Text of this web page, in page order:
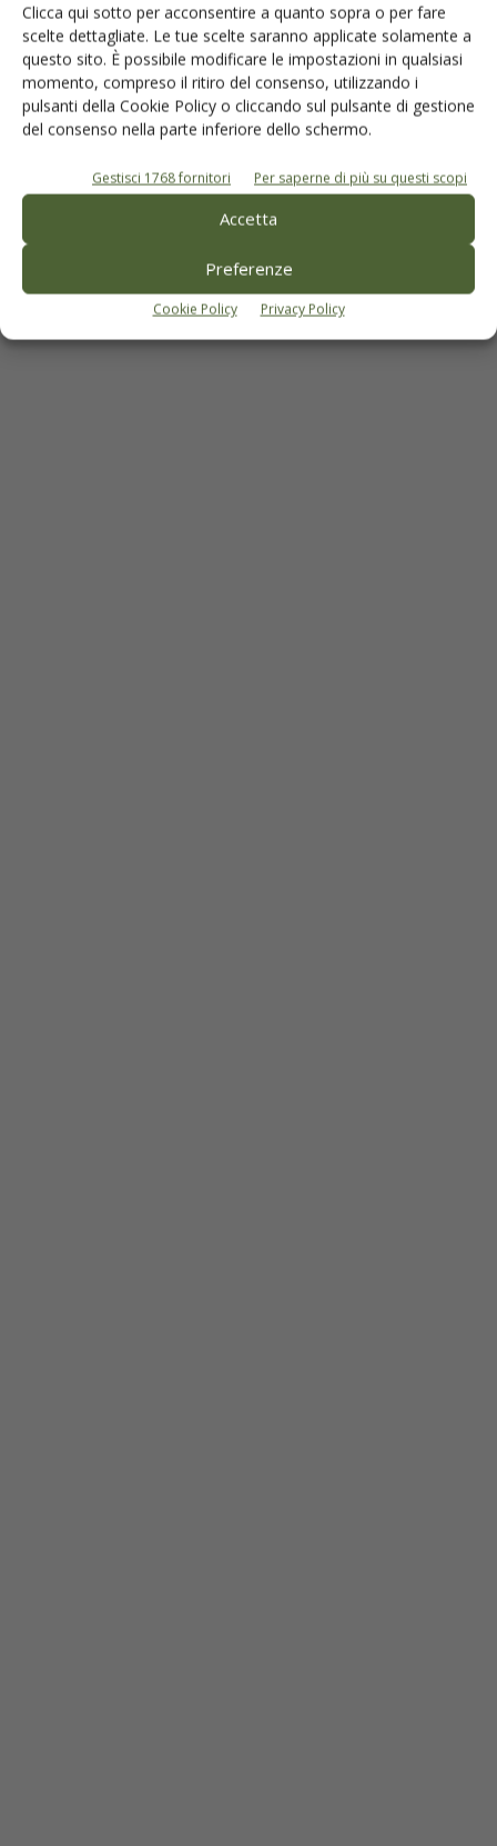
Clicca qui sotto per acconsentire a quanto sopra o per fare
scelte dettagliate. Le tue scelte saranno applicate solamente a
questo sito. È possibile modificare le impostazioni in qualsiasi
momento, compreso il ritiro del consenso, utilizzando i
pulsanti della Cookie Policy o cliccando sul pulsante di gestione
del consenso nella parte inferiore dello schermo.
Gestisci 1768 fornitori Per saperne di più su questi scopi
Accetta
Preferenze
Cookie Policy Privacy Policy
Disclaimer e note legali
Privacy
Cookie Policy